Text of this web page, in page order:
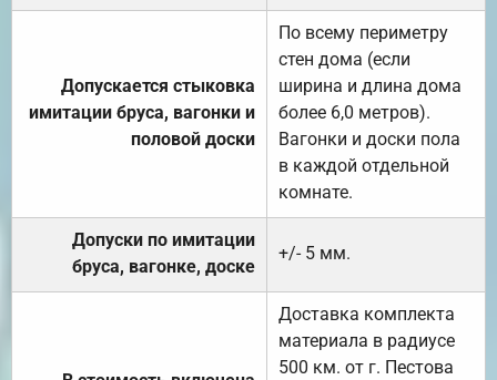
Допускается стыковка
имитации бруса, вагонки и
половой доски
По всему периметру
стен дома (если
ширина и длина дома
более 6,0 метров).
Вагонки и доски пола
в каждой отдельной
комнате.
Допуски по имитации
бруса, вагонке, доске
+/- 5 мм.
Доставка комплекта
материала в радиусе
500 км. от г. Пестова